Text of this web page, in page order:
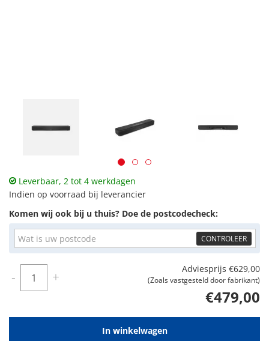
Leverbaar, 2 tot 4 werkdagen
Indien op voorraad bij leverancier
Komen wij ook bij u thuis? Doe de postcodecheck:
CONTROLEER
Adviesprijs €629,00
(Zoals vastgesteld door fabrikant)
€479,00
- +
In winkelwagen